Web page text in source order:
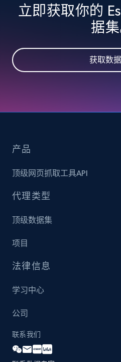
立即获取你的
据集
获取数
产品
顶级网页抓取工具API
代理类型
顶级数据集
项目
法律信息
学习中心
公司
联系我们